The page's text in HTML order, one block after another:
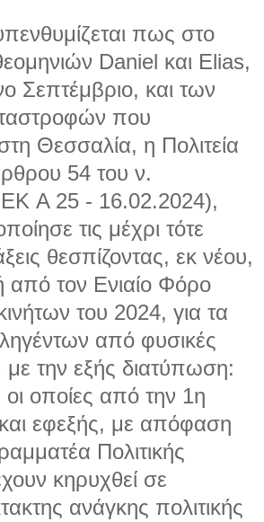
πως στο
Daniel και Elias,
Σεπτέμβριο, και των
που
Θεσσαλία, η Πολιτεία
54 του ν.
A 25 - 16.02.2024),
τις μέχρι τότε
θεσπίζοντας, εκ νέου,
από τον Ενιαίο Φόρο
του 2024, για τα
από φυσικές
την εξής διατύπωση:
οι οποίες από την 1η
εφεξής, με απόφαση
Πολιτικής
κηρυχθεί σε
ανάγκης πολιτικής